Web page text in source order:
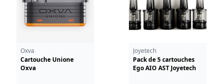
Oxva
Cartouche Unione
Oxva
Joyetech
Pack de 5 cartouches
Ego AIO AST Joyetech